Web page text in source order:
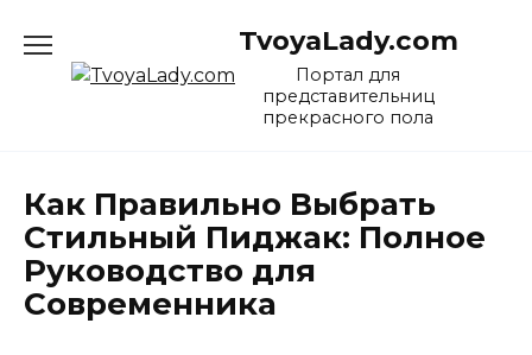
содержанию
TvoyaLady.com
Портал для
представительниц
прекрасного пола
Как Правильно Выбрать
Стильный Пиджак: Полное
Руководство для
Современника